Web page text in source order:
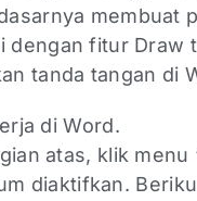
membuat
dengan fitur Draw
tanda tangan di
di Word.
atas, klik
diaktifkan.